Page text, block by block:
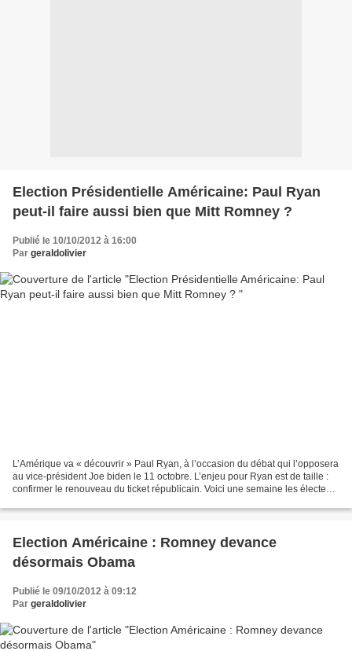
Election Présidentielle Américaine: Paul Ryan
peut-il faire aussi bien que Mitt Romney ?
Publié le 10/10/2012 à 16:00
Par geraldolivier
L’Amérique va « découvrir » Paul Ryan, à l’occasion du débat qui l’opposera
au vice-président Joe biden le 11 octobre. L’enjeu pour Ryan est de taille :
confirmer le renouveau du ticket républicain. Voici une semaine les électeurs
Election Américaine : Romney devance
désormais Obama
Publié le 09/10/2012 à 09:12
Par geraldolivier